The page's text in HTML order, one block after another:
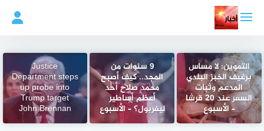
المحتوى
التموين: لا مساس
برغيف الخبز البلدي
المدعم وثبات
السعر عند 20 قرشا
– الأسبوع
9 سنوات من
المجد.. كيف أصبح
محمد صلاح أحد
أعظم أساطير
ليفربول؟ – الأسبوع
Justice
Department steps
up probe into
Trump target
John Brennan